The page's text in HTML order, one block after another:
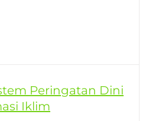
Peringatan Dini
Iklim